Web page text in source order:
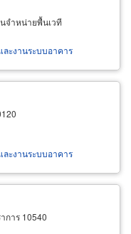
จำหน่ายพื้นเวที
ะงานระบบอาคาร
ะงานระบบอาคาร
การ 10540